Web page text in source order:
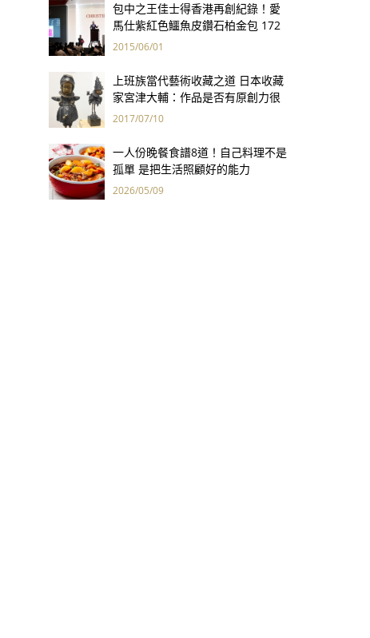
包中之王佳士得香港再創紀錄！愛
馬仕紫紅色鱷魚皮鑽石柏金包 172
萬港幣創全球手袋拍賣最高價
2015/06/01
上班族當代藝術收藏之道 日本收藏
家宮津大輔：作品是否有原創力很
重要
2017/07/10
一人份晚餐食譜8道！自己料理不是
孤單 是把生活照顧好的能力
2026/05/09